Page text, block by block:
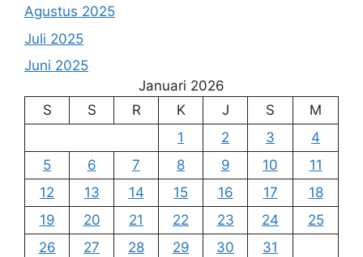
Agustus 2025
Juli 2025
Juni 2025
Januari 2026
S
S R K J S
M
1
2 3
4
5
6 7 8 9 10
11
12
13 14 15 16 17
18
19
20 21 22 23 24
25
26
27 28 29 30 31